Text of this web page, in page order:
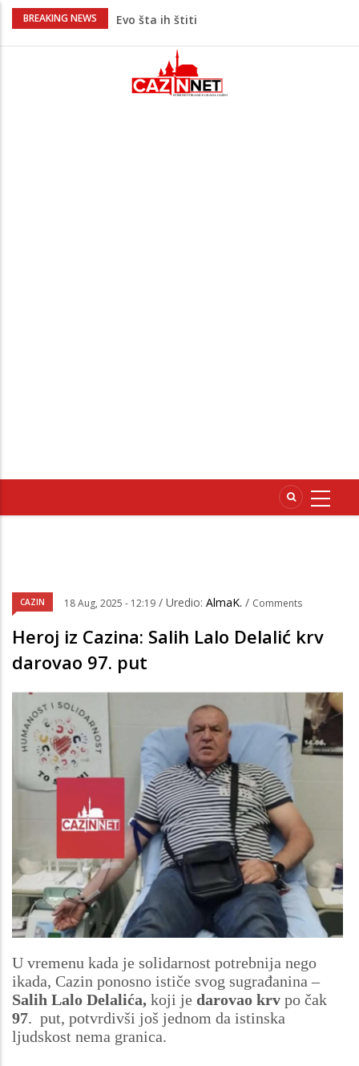
BREAKING NEWS
Krenuo u BiH sa 20 kilograma droge:
Juventus igra protiv Intera, Spaleti
razočarao navijače iz BiH
Užas: Uhapšen Italijan (45) kako
CAZIN 18 Aug, 2025 - 12:19 / Uredio: AlmaK. / Comments
Heroj iz Cazina: Salih Lalo Delalić krv
darovao 97. put
U vremenu kada je solidarnost potrebnija nego
ikada, Cazin ponosno ističe svog sugrađanina –
Salih Lalo Delalića, koji je darovao krv po čak
97. put, potvrdivši još jednom da istinska
ljudskost nema granica.